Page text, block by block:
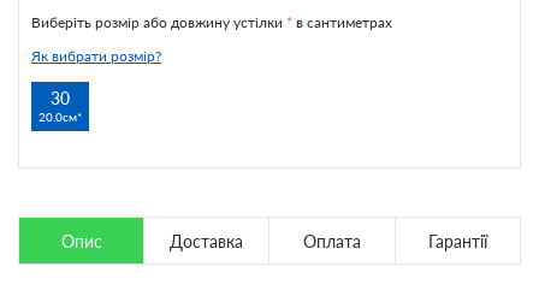
Виберіть розмір або довжину устілки * в сантиметрах
Як вибрати розмір?
30
20.0см
Опис Доставка Оплата Гарантії